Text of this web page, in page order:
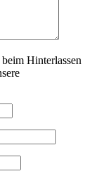
Hinterlassen